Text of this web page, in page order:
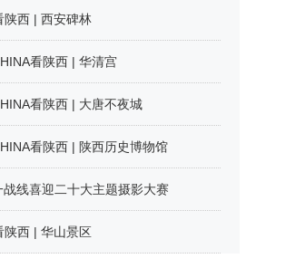
陕西 | 西安碑林
看陕西 | 华清宫
看陕西 | 大唐不夜城
看陕西 | 陕西历史博物馆
战线喜迎二十大主题摄影大赛
陕西 | 华山景区